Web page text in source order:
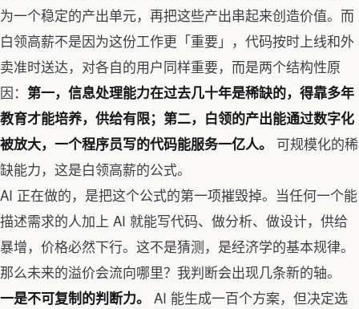
为一个稳定的产出单元，再把这些产出串起来创造价值。而
白领高薪不是因为这份工作更「重要」，代码按时上线和外
卖准时送达，对各自的用户同样重要，而是两个结构性原
因： 第一，信息处理能力在过去几十年是稀缺的，得靠多年
教育才能培养，供给有限；第二，白领的产出能通过数字化
被放大，一个程序员写的代码能服务一亿人。
可规模化的稀
缺能力，这是白领高薪的公式。
AI 正在做的，是把这个公式的第一项摧毁掉。当任何一个能
描述需求的人加上 AI 就能写代码、做分析、做设计，供给
暴增，价格必然下行。这不是猜测，是经济学的基本规律。
那么未来的溢价会流向哪里？我判断会出现几条新的轴。
一是不可复制的判断力。 AI 能生成一百个方案，但决定选